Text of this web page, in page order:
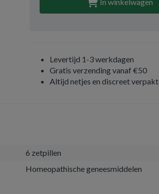
Levertijd 1-3 werkdagen
Gratis verzending vanaf €50
Altijd netjes en discreet verpakt
6 zetpillen
Homeopathische geneesmiddelen